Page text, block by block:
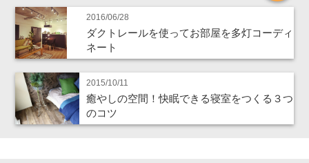
2016/06/28
ダクトレールを使ってお部屋を多灯コーディ
ネート
2015/10/11
癒やしの空間！快眠できる寝室をつくる３つ
のコツ